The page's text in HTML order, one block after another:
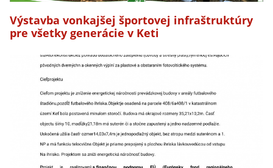
Výstavba vonkajšej športovej infraštruktúry
pre všetky generácie v Keti